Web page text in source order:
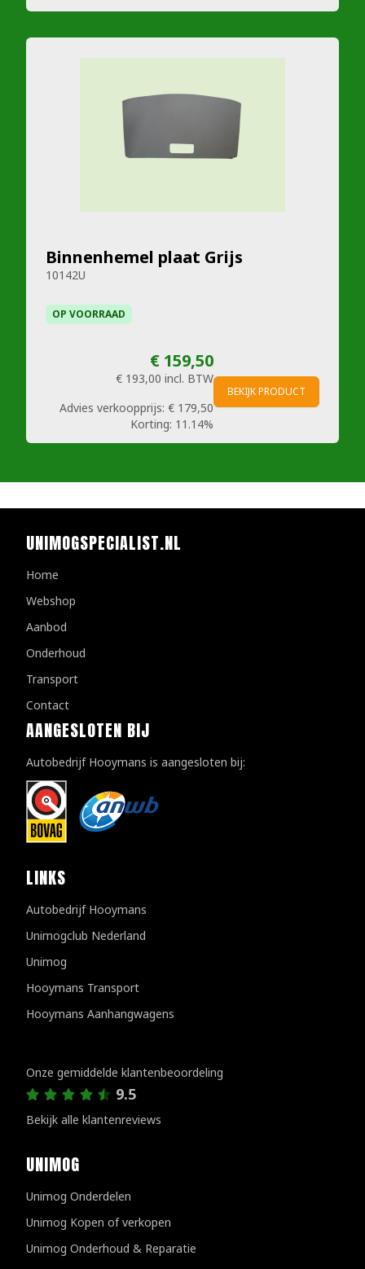
Binnenhemel plaat Grijs
10142U
OP VOORRAAD
€ 159,50
€ 193,00 incl. BTW
Advies verkoopprijs: € 179,50
Korting: 11.14%
BEKIJK PRODUCT
UNIMOGSPECIALIST.NL
Home
Webshop
Aanbod
Onderhoud
Transport
Contact
AANGESLOTEN BIJ
Autobedrijf Hooymans is aangesloten bij:
LINKS
Autobedrijf Hooymans
Unimogclub Nederland
Unimog
Hooymans Transport
Hooymans Aanhangwagens
Onze gemiddelde klantenbeoordeling
9.5
Bekijk alle klantenreviews
UNIMOG
Unimog Onderdelen
Unimog Kopen of verkopen
Unimog Onderhoud & Reparatie